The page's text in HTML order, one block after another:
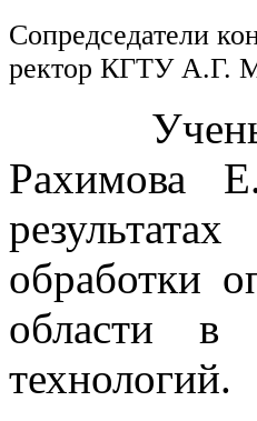
Сопредседатели
ректор КГТУ А.Г.
Ученые
Рахимова
обработки
области в
технологий.